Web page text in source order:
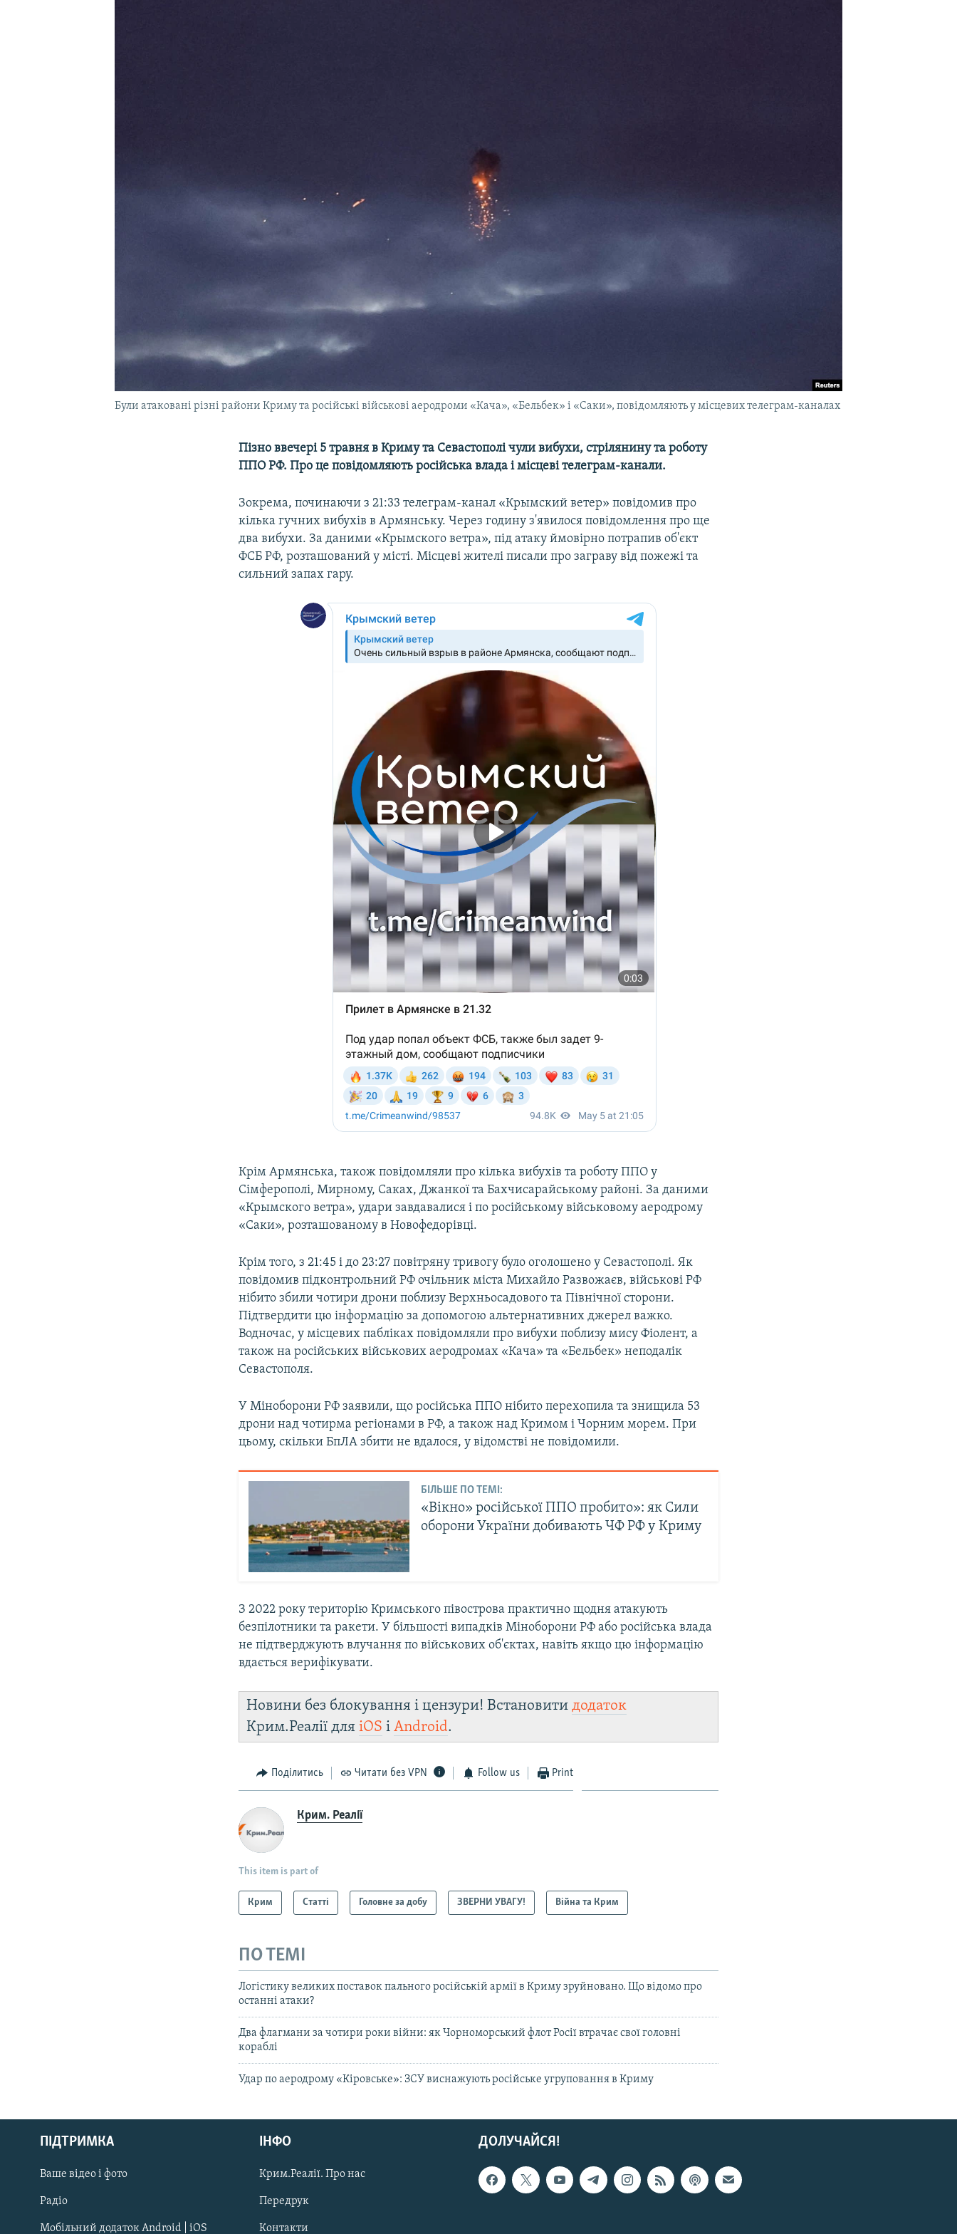
Русский
Qırımtatar
ДОЛУЧАЙСЯ!
Були атаковані різні райони Криму та російські військові аеродроми «Кача», «Бельбек» і «Саки», повідомляють у місцевих телеграм-каналах
Пізно ввечері 5 травня в Криму та Севастополі чули вибухи, стрілянину та роботу
ППО РФ. Про це повідомляють російська влада і місцеві телеграм-канали.
Зокрема, починаючи з 21:33 телеграм-канал «Крымский ветер» повідомив про
кілька гучних вибухів в Армянську. Через годину з'явилося повідомлення про ще
два вибухи. За даними «Крымского ветра», під атаку ймовірно потрапив об'єкт
ФСБ РФ, розташований у місті. Місцеві жителі писали про заграву від пожежі та
сильний запах гару.
Крім Армянська, також повідомляли про кілька вибухів та роботу ППО у
Сімферополі, Мирному, Саках, Джанкої та Бахчисарайському районі. За даними
«Крымского ветра», удари завдавалися і по російському військовому аеродрому
«Саки», розташованому в Новофедорівці.
Крім того, з 21:45 і до 23:27 повітряну тривогу було оголошено у Севастополі. Як
повідомив підконтрольний РФ очільник міста Михайло Развожаєв, військові РФ
нібито збили чотири дрони поблизу Верхньосадового та Північної сторони.
Підтвердити цю інформацію за допомогою альтернативних джерел важко.
Водночас, у місцевих пабліках повідомляли про вибухи поблизу мису Фіолент, а
також на російських військових аеродромах «Кача» та «Бельбек» неподалік
Севастополя.
У Міноборони РФ заявили, що російська ППО нібито перехопила та знищила 53
дрони над чотирма регіонами в РФ, а також над Кримом і Чорним морем. При
цьому, скільки БпЛА збити не вдалося, у відомстві не повідомили.
БІЛЬШЕ ПО ТЕМІ:
«Вікно» російської ППО пробито»: як Сили
оборони України добивають ЧФ РФ у Криму
З 2022 року територію Кримського півострова практично щодня атакують
безпілотники та ракети. У більшості випадків Міноборони РФ або російська влада
не підтверджують влучання по військових об'єктах, навіть якщо цю інформацію
вдається верифікувати.
Новини без блокування і цензури! Встановитидодаток
Крим.Реалії дляiOS іAndroid.
Поділитись Читати без VPN Follow us Print
Крим. Реалії
This item is part of
Крим Статті Головне за добу ЗВЕРНИ УВАГУ! Війна та Крим
ПО ТЕМІ
Логістику великих поставок пального російській армії в Криму зруйновано. Що відомо про
останні атаки?
Два флагмани за чотири роки війни: як Чорноморський флот Росії втрачає свої головні
кораблі
Удар по аеродрому «Кіровське»: ЗСУ виснажують російське угруповання в Криму
ДОЛУЧАЙСЯ!
ПІДТРИМКА
Ваше відео і фото
Радіо
Мобільний додаток Android | iOS
ІНФО
Крим.Реалії. Про нас
Передрук
Контакти